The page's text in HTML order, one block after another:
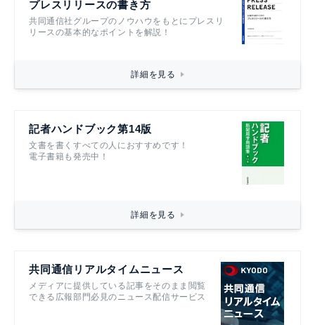
プレスリリースの書き方
共同通信社グループのノウハウをもとにプレスリ
リースの基本的なポイントを解説！
詳細を見る
記者ハンドブック第14版
文書を書くすべての人におすすめです！
電子書籍も発売中！
詳細を見る
共同通信リアルタイムニュース
メディアに提供している記事をそのまま閲覧
できる広報部門必見のニュース配信サービス